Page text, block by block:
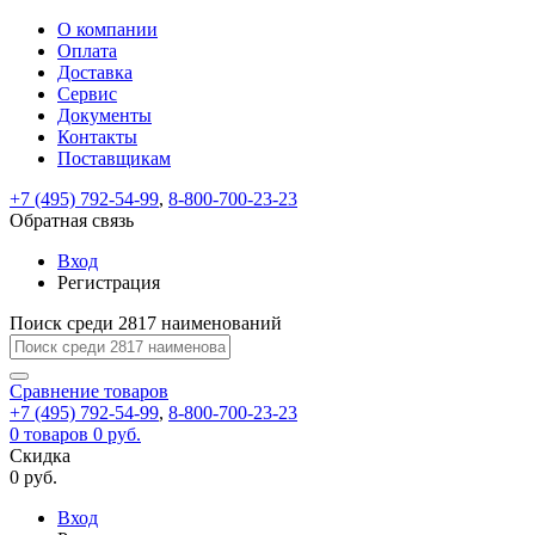
ВходРегистрация
Только
test@example.com
отправлена
по
ней
для
регистрации.
Ок
Только
Запомнить
меня
Забыли
Восстановление
пароля
Заполните
форму.
Мы
отправим
ссылку
на
указанный
электронный
адрес,
перейдя
по
которой
вы
новый
На
вашу
test@test.ru
отправлена
ссылка.
Перейдите
по
для
смены
пароля.
Введите
новый
пароль
Сменить
Пароль
успешно
Войти
Обратная
связь
Сообщение
пользовательского
соглашения
Ваше
сообщение
успешно
О компании
Оплата
Доставка
Сервис
Документы
Контакты
Поставщикам
+7 (495) 792-54-99, 8-800-700-23-23
Обратная связь
Вход
Регистрация
Поиск среди 2817 наименований
Сравнение товаров
+7 (495) 792-54-99, 8-800-700-23-23
0 товаров 0 руб.
Скидка
0 руб.
Вход